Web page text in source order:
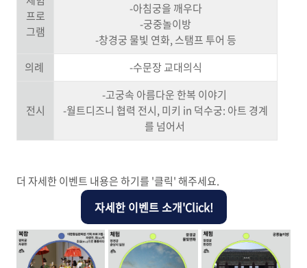
프로
그램
-아침궁을 깨우다
-궁중놀이방
-창경궁 물빛 연화, 스탬프 투어 등
의례
-수문장 교대의식
전시
-고궁속 아름다운 한복 이야기
-월트디즈니 협력 전시, 미키 in 덕수궁: 아트 경계
를 넘어서
더 자세한 이벤트 내용은 하기를 '클릭' 해주세요.
자세한 이벤트 소개'Click!